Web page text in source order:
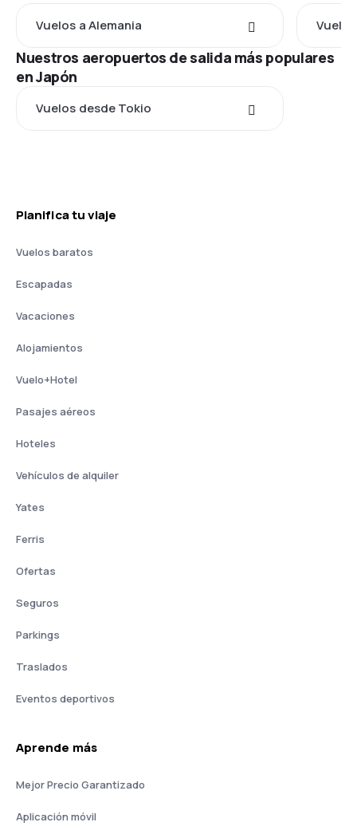
Vuelos a Alemania
Nuestros aeropuertos de salida más populares
en Japón
Vuelos desde Tokio
Planifica tu viaje
Vuelos baratos
Escapadas
Vacaciones
Alojamientos
Vuelo+Hotel
Pasajes aéreos
Hoteles
Vehículos de alquiler
Yates
Ferris
Ofertas
Seguros
Parkings
Traslados
Eventos deportivos
Aprende más
Mejor Precio Garantizado
Aplicación móvil